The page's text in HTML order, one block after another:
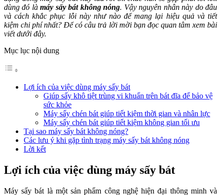
dùng đó làmáy sấy bát không nóng. Vậy nguyên nhân này do đâu
và cách khắc phục lỗi này như nào để mang lại hiệu quả và tiết
kiệm chi phí nhất? Để có câu trả lời mời bạn đọc quan tâm xem bài
viết dưới đây.
Mục lục nội dung
Lợi ích của việc dùng máy sấy bát
Giúp sấy khô tiệt trùng vi khuẩn trên bát đĩa để bảo vệ
sức khỏe
Máy sấy chén bát giúp tiết kiệm thời gian và nhân lực
Máy sấy chén bát giúp tiết kiệm không gian tối ưu
Tại sao máy sấy bát không nóng?
Các lưu ý khi gặp tình trạng máy sấy bát không nóng
Lời kết
Lợi ích của việc dùng máy sấy bát
Máy sấy bát là một sản phẩm công nghệ hiện đại thông minh và